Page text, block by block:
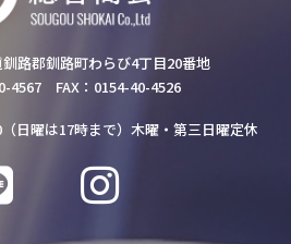
路郡釧路町わらび4丁目20番地
4567 FAX：0154-40-4526
（日曜は17時まで）木曜・第三日曜定休